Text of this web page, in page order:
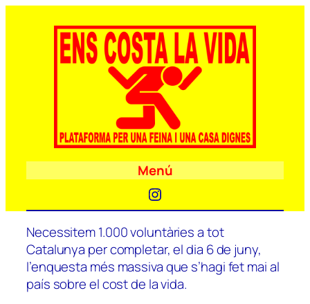
Menú
Instagram
Necessitem 1.000 voluntàries a tot
Catalunya per completar, el dia 6 de juny,
l’enquesta més massiva que s’hagi fet mai al
país sobre el cost de la vida.